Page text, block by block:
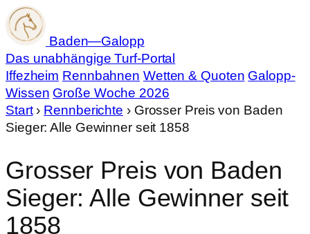
Baden—Galopp
Das unabhängige Turf-Portal
Iffezheim Rennbahnen Wetten & Quoten Galopp-
Wissen Große Woche 2026
Start› Rennberichte › Grosser Preis von Baden
Sieger: Alle Gewinner seit 1858
Grosser Preis von Baden
Sieger: Alle Gewinner seit
1858